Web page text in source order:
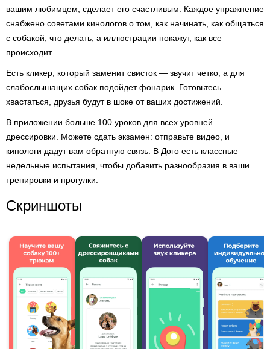
вашим любимцем, сделает его счастливым. Каждое упражнение
снабжено советами кинологов о том, как начинать, как общаться
с собакой, что делать, а иллюстрации покажут, как все
происходит.
Есть кликер, который заменит свисток — звучит четко, а для
слабослышащих собак подойдет фонарик. Готовьтесь
хвастаться, друзья будут в шоке от ваших достижений.
В приложении больше 100 уроков для всех уровней
дрессировки. Можете сдать экзамен: отправьте видео, и
кинологи дадут вам обратную связь. В Дого есть классные
недельные испытания, чтобы добавить разнообразия в ваши
тренировки и прогулки.
Скриншоты